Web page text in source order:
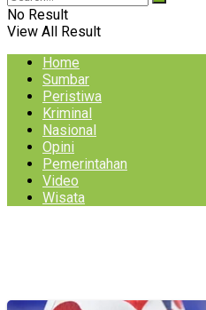
No Result
View All Result
Home
Sumbar
Peristiwa
Kriminal
Nasional
Opini
Pemerintahan
Video
Wisata